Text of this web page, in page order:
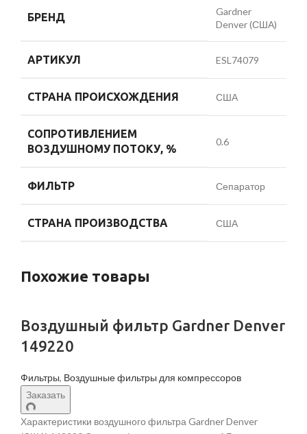
БРЕНД
Gardner
Denver (США)
АРТИКУЛ ESL74079
СТРАНА ПРОИСХОЖДЕНИЯ США
СОПРОТИВЛЕНИЕМ
ВОЗДУШНОМУ ПОТОКУ, %
0.6
ФИЛЬТР Сепаратор
СТРАНА ПРОИЗВОДСТВА США
Похожие товары
Воздушный фильтр Gardner Denver
149220
Фильтры, Воздушные фильтры для компрессоров
Заказать
Характеристики воздушного фильтра Gardner Denver